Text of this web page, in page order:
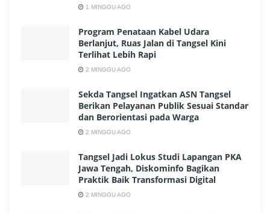
1 MINGGU AGO
Program Penataan Kabel Udara
Berlanjut, Ruas Jalan di Tangsel Kini
Terlihat Lebih Rapi
2 MINGGU AGO
Sekda Tangsel Ingatkan ASN Tangsel
Berikan Pelayanan Publik Sesuai Standar
dan Berorientasi pada Warga
2 MINGGU AGO
Tangsel Jadi Lokus Studi Lapangan PKA
Jawa Tengah, Diskominfo Bagikan
Praktik Baik Transformasi Digital
2 MINGGU AGO